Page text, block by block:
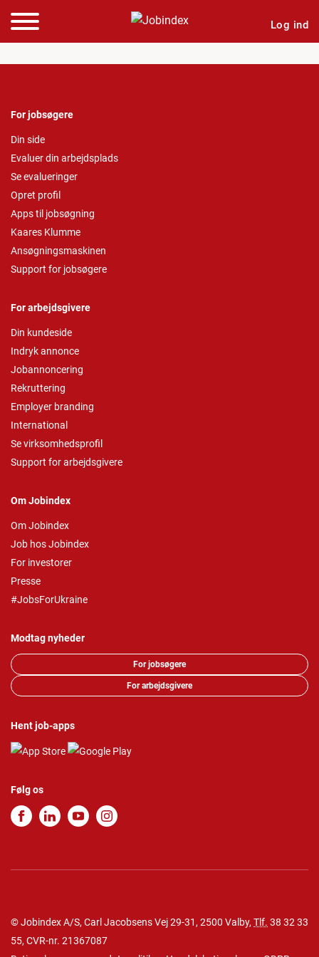
Log ind
For jobsøgere
Din side
Evaluer din arbejdsplads
Se evalueringer
Opret profil
Apps til jobsøgning
Kaares Klumme
Ansøgningsmaskinen
Support for jobsøgere
For arbejdsgivere
Din kundeside
Indryk annonce
Jobannoncering
Rekruttering
Employer branding
International
Se virksomhedsprofil
Support for arbejdsgivere
Om Jobindex
Om Jobindex
Job hos Jobindex
For investorer
Presse
#JobsForUkraine
Modtag nyheder
For jobsøgere
For arbejdsgivere
Hent job-apps
Følg os
© Jobindex A/S, Carl Jacobsens Vej 29-31, 2500 Valby, Tlf. 38 32 33
55, CVR-nr. 21367087